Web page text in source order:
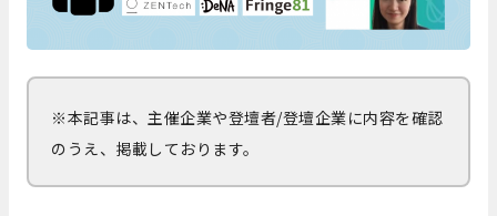
※本記事は、主催企業や登壇者/登壇企業に内容を確認
のうえ、掲載しております。